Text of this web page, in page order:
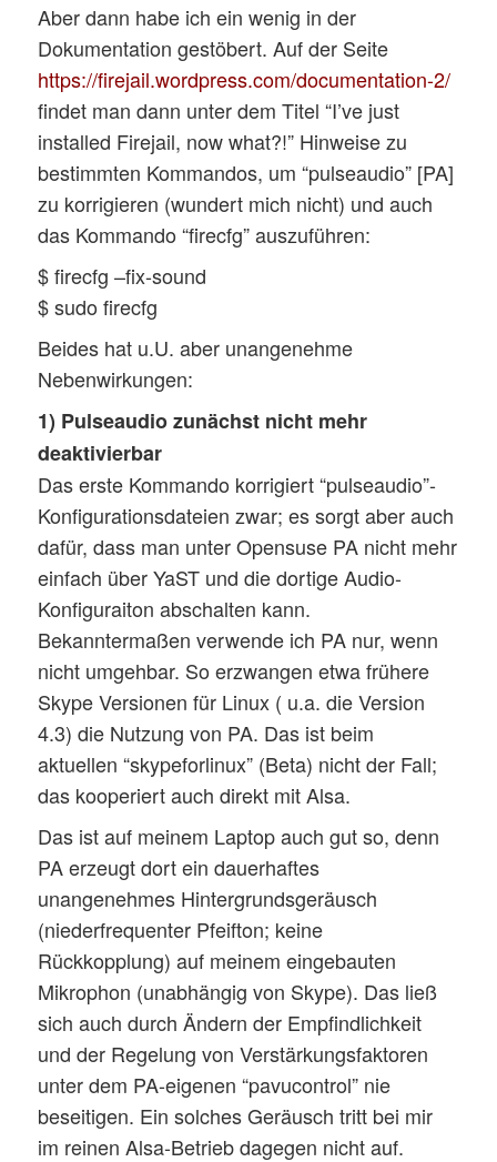
Aber dann habe ich ein wenig in der
Dokumentation gestöbert. Auf der Seite
https://firejail.wordpress.com/documentation-2/
findet man dann unter dem Titel “I’ve just
installed Firejail, now what?!” Hinweise zu
bestimmten Kommandos, um “pulseaudio” [PA]
zu korrigieren (wundert mich nicht) und auch
das Kommando “firecfg” auszuführen:
$ firecfg –fix-sound
$ sudo firecfg
Beides hat u.U. aber unangenehme
Nebenwirkungen:
1) Pulseaudio zunächst nicht mehr
deaktivierbar
Das erste Kommando korrigiert “pulseaudio”-
Konfigurationsdateien zwar; es sorgt aber auch
dafür, dass man unter Opensuse PA nicht mehr
einfach über YaST und die dortige Audio-
Konfiguraiton abschalten kann.
Bekanntermaßen verwende ich PA nur, wenn
nicht umgehbar. So erzwangen etwa frühere
Skype Versionen für Linux ( u.a. die Version
4.3) die Nutzung von PA. Das ist beim
aktuellen “skypeforlinux” (Beta) nicht der Fall;
das kooperiert auch direkt mit Alsa.
Das ist auf meinem Laptop auch gut so, denn
PA erzeugt dort ein dauerhaftes
unangenehmes Hintergrundsgeräusch
(niederfrequenter Pfeifton; keine
Rückkopplung) auf meinem eingebauten
Mikrophon (unabhängig von Skype). Das ließ
sich auch durch Ändern der Empfindlichkeit
und der Regelung von Verstärkungsfaktoren
unter dem PA-eigenen “pavucontrol” nie
beseitigen. Ein solches Geräusch tritt bei mir
im reinen Alsa-Betrieb dagegen nicht auf.